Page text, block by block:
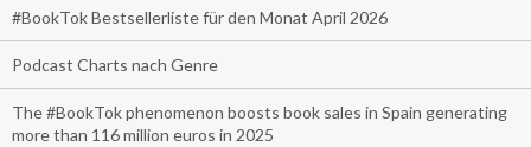
#BookTok Bestsellerliste für den Monat April 2026
Podcast Charts nach Genre
The #BookTok phenomenon boosts book sales in Spain generating
more than 116 million euros in 2025